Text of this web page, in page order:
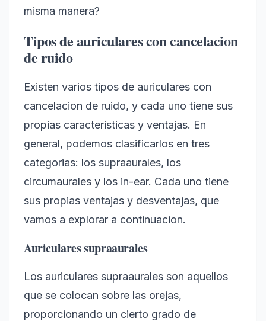
misma manera?
Tipos de auriculares con cancelacion
de ruido
Existen varios tipos de auriculares con
cancelacion de ruido, y cada uno tiene sus
propias caracteristicas y ventajas. En
general, podemos clasificarlos en tres
categorias: los supraaurales, los
circumaurales y los in-ear. Cada uno tiene
sus propias ventajas y desventajas, que
vamos a explorar a continuacion.
Auriculares supraaurales
Los auriculares supraaurales son aquellos
que se colocan sobre las orejas,
proporcionando un cierto grado de